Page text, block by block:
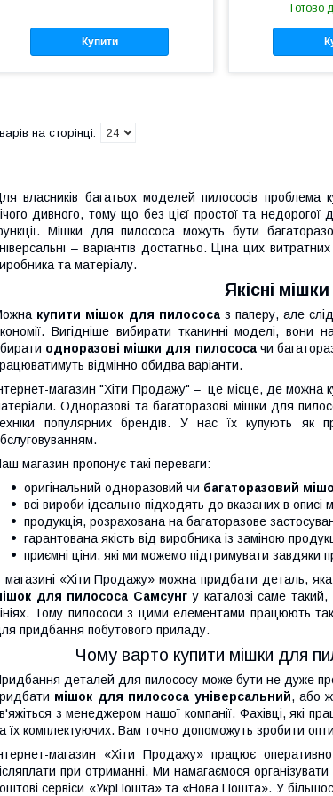
Купити
Готово
власників багатьох моделей пилососів проблема
дивного, тому що без цієї простої та недорогої
Мішки для пилососа можуть бути
– варіантів достатньо. Ціна цих
та матеріалу.
Якісні
купити мішок для пилососаз паперу, але
Вигідніше вибирати тканинні моделі,
одноразові мішки для пилососа чи
відмінно обидва варіанти.
магазин "Хіти Продажу" – це місце, де можна
Одноразові та багаторазові мішки для
популярних брендів. У нас їх купують як
магазин пропонує такі переваги:
оригінальний одноразовий чи багаторазовий
всі вироби ідеально підходять до вказаних в
продукція, розрахована на багаторазове
гарантована якість від виробника із заміною
приємні ціни, які ми можемо підтримувати завдяки
магазині «Хіти Продажу» можна придбати деталь,
для пилососа Самсунг у каталозі саме
Тому пилососи з цими елементами працюють
придбання побутового приладу.
Чому варто купити мішки для
деталей для пилососу може бути не дуже
мішок для пилососа універсальний, або
з менеджером нашої компанії. Фахівці, які
їх комплектуючих. Вам точно допоможуть зробити
магазин «Хіти Продажу» працює
при отриманні. Ми намагаємося
сервіси «УкрПошта» та «Нова Пошта». У